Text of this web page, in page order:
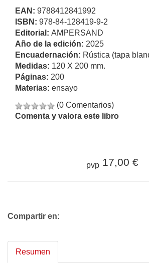
EAN: 9788412841992
ISBN: 978-84-128419-9-2
Editorial: AMPERSAND
Año de la edición: 2025
Encuadernación: Rústica (tapa
Medidas: 120 X 200 mm.
Páginas: 200
Materias: ensayo
(0 Comentarios)
Comenta y valora este libro
pvp 17,00 €
Compartir en:
Resumen